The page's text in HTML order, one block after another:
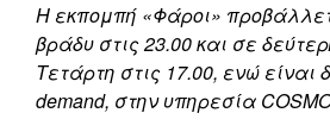
Η εκπομπή «Φάροι»
βράδυ στις 23.00 και σε
Τετάρτη στις 17.00, ενώ είναι
demand, στην υπηρεσία